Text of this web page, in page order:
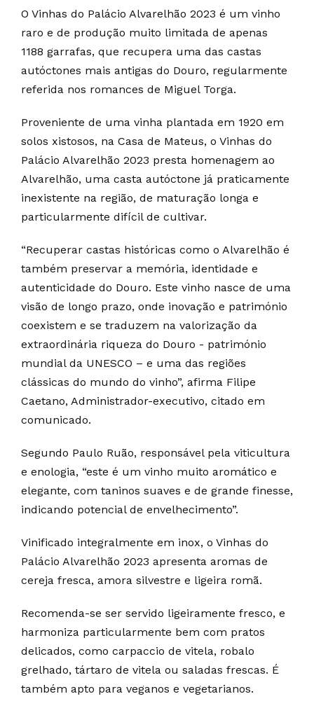
O Vinhas do Palácio Alvarelhão 2023 é um vinho
raro e de produção muito limitada de apenas
1188 garrafas, que recupera uma das castas
autóctones mais antigas do Douro, regularmente
referida nos romances de Miguel Torga.
Proveniente de uma vinha plantada em 1920 em
solos xistosos, na Casa de Mateus, o Vinhas do
Palácio Alvarelhão 2023 presta homenagem ao
Alvarelhão, uma casta autóctone já praticamente
inexistente na região, de maturação longa e
particularmente difícil de cultivar.
“Recuperar castas históricas como o Alvarelhão é
também preservar a memória, identidade e
autenticidade do Douro. Este vinho nasce de uma
visão de longo prazo, onde inovação e património
coexistem e se traduzem na valorização da
extraordinária riqueza do Douro - património
mundial da UNESCO – e uma das regiões
clássicas do mundo do vinho”, afirma Filipe
Caetano, Administrador-executivo, citado em
comunicado.
Segundo Paulo Ruão, responsável pela viticultura
e enologia, “este é um vinho muito aromático e
elegante, com taninos suaves e de grande finesse,
indicando potencial de envelhecimento”.
Vinificado integralmente em inox, o Vinhas do
Palácio Alvarelhão 2023 apresenta aromas de
cereja fresca, amora silvestre e ligeira romã.
Recomenda-se ser servido ligeiramente fresco, e
harmoniza particularmente bem com pratos
delicados, como carpaccio de vitela, robalo
grelhado, tártaro de vitela ou saladas frescas. É
também apto para veganos e vegetarianos.